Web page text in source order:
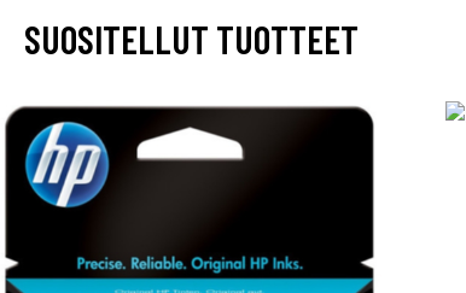
SUOSITELLUT TUOTTEET